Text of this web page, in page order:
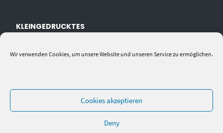
Wir verwenden Cookies, um unsere Website und unseren Service zu ermöglichen.
Cookies akzeptieren
Deny
KLEINGEDRUCKTES
Impressum